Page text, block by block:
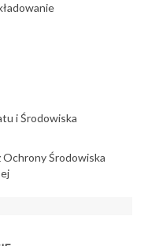
i Środowiska
Środowiska